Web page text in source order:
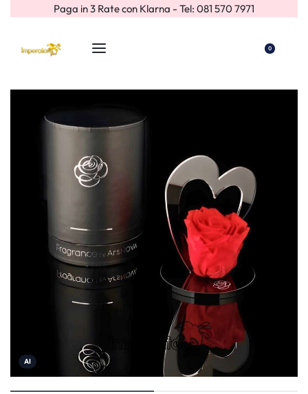
Paga in 3 Rate con Klarna - Tel: 081 570 7971
0
AI